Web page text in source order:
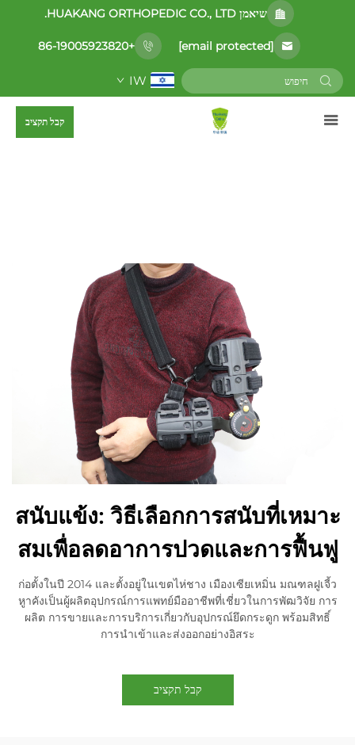
שיאמן HUAKANG ORTHOPEDIC CO., LTD.
[email protected]
+86-19005923820
IW
קבל תקציב
สนับแข้ง: วิธีเลือกการสนับที่เหมาะ
สมเพื่อลดอาการปวดและการฟื้นฟู
ก่อตั้งในปี 2014 และตั้งอยู่ในเขตไห่ชาง เมืองเซียเหมิ่น มณฑลฝูเจี้ว
หูาคังเป็นผู้ผลิตอุปกรณ์การแพทย์มืออาชีพที่เชี่ยวในการพัฒวิจัย การ
ผลิต การขายและการบริการเกี่ยวกับอุปกรณ์ยึดกระดูก พร้อมสิทธิ์
การนำเข้าและส่งออกอย่างอิสระ
קבל תקציב